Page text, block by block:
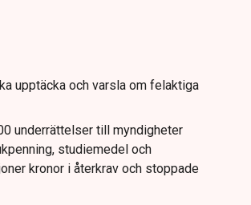
upptäcka och varsla om felaktiga
underrättelser till myndigheter
studiemedel och
kronor i återkrav och stoppade